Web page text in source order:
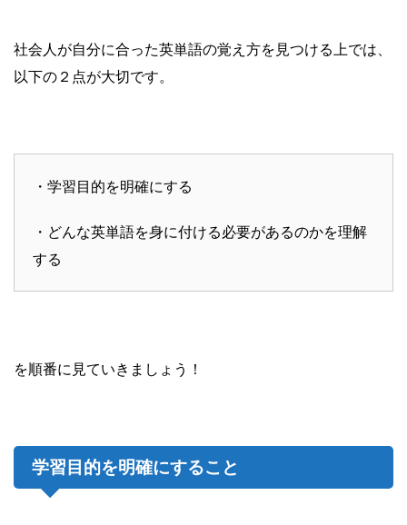
社会人が自分に合った英単語の覚え方を見つける上では、
以下の２点が大切です。
・学習目的を明確にする
・どんな英単語を身に付ける必要があるのかを理解
する
を順番に見ていきましょう！
学習目的を明確にすること